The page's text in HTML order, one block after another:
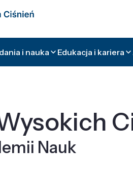
i nauka Edukacja i kariera
Nauk